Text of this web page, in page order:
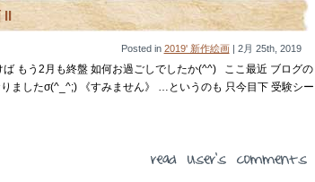
II
Posted in 2019' 新作絵画| 2月 25th, 2019
もう2月も終盤 如何お過ごしでしたか(^^) ここ最近 ブログの
ましたσ(^_^;) 《すみません》 …というのも 只今目下 受験シー